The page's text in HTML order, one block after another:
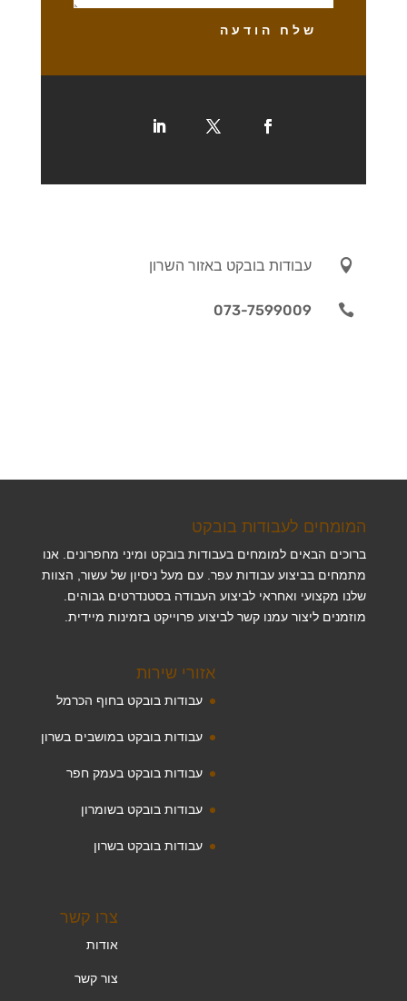
שלח הודעה
 עבודות בובקט באזור השרון

073-7599009
המומחים לעבודות בובקט
ברוכים הבאים למומחים בעבודות בובקט ומיני מחפרונים. אנו
מתמחים בביצוע עבודות עפר. עם מעל ניסיון של עשור, הצוות
שלנו מקצועי ואחראי לביצוע העבודה בסטנדרטים גבוהים.
מוזמנים ליצור עמנו קשר לביצוע פרוייקט בזמינות מיידית.
אזורי שירות
עבודות בובקט בחוף הכרמל
עבודות בובקט במושבים בשרון
עבודות בובקט בעמק חפר
עבודות בובקט בשומרון
עבודות בובקט בשרון
צרו קשר
אודות
צור קשר